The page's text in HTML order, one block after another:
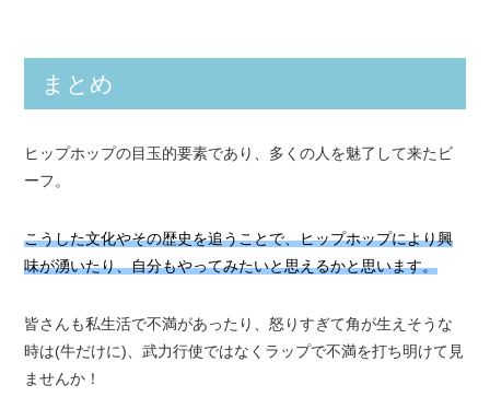
まとめ
ヒップホップの目玉的要素であり、多くの人を魅了して来たビ
ーフ。
こうした文化やその歴史を追うことで、ヒップホップにより興
味が湧いたり、自分もやってみたいと思えるかと思います。
皆さんも私生活で不満があったり、怒りすぎて角が生えそうな
時は(牛だけに)、武力行使ではなくラップで不満を打ち明けて見
ませんか！